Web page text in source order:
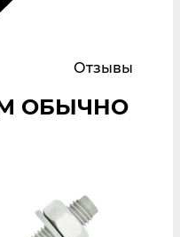
Отзывы
ОБЫЧНО